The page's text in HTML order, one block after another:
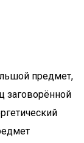
предмет,
заговорённой